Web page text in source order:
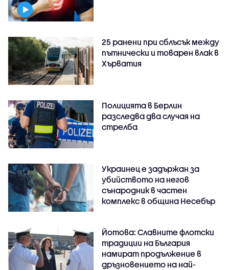
25 ранени при сблъсък между
пътнически и товарен влак в
Хърватия
Полицията в Берлин
разследва два случая на
стрелба
Украинец е задържан за
убийството на негов
сънародник в частен
комплекс в община Несебър
Йотова: Славните флотски
традиции на България
намират продължение в
дръзновението на най-